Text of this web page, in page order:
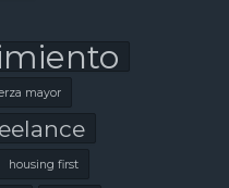
mayor
housing first